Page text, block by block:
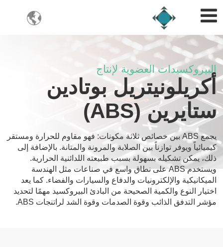

البيروكسيدات العضوية لإنتاج
أكريلونيتريل بوتادين
ستايرين (ABS)
يجمع ABS بين خصائص ثلاثة مكونات: فهو مقاوم للحرارة ومستقر
كيميائياً ويوفر توازناً بين الصلابة والمرونة والمتانة. بالإضافة إلى
ذلك، يمكن تشكيله بسهولة بسبب طبيعته اللدائنية الحرارية.
ويستخدم ABS على نطاق واسع في صناعات مثل الهندسة
الميكانيكية والإلكترونيات والدفاع والسيارات والفضاء. كما يعد
اختيار النوع والكمية الصحيحة من البادئ البيروكسيد مهمًا لتحديد
مؤشر التدفق الذائب وقوة الصدمات وقوة الشد لراتنجات ABS
.